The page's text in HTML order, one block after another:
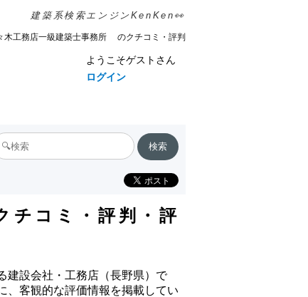
建築系検索エンジンKenKen👀
工務店一級建築士事務所 のクチコミ・評判
ようこそゲストさん
ログイン
コミ・評判・評
設会社・工務店（長野県）で
、客観的な評価情報を掲載してい